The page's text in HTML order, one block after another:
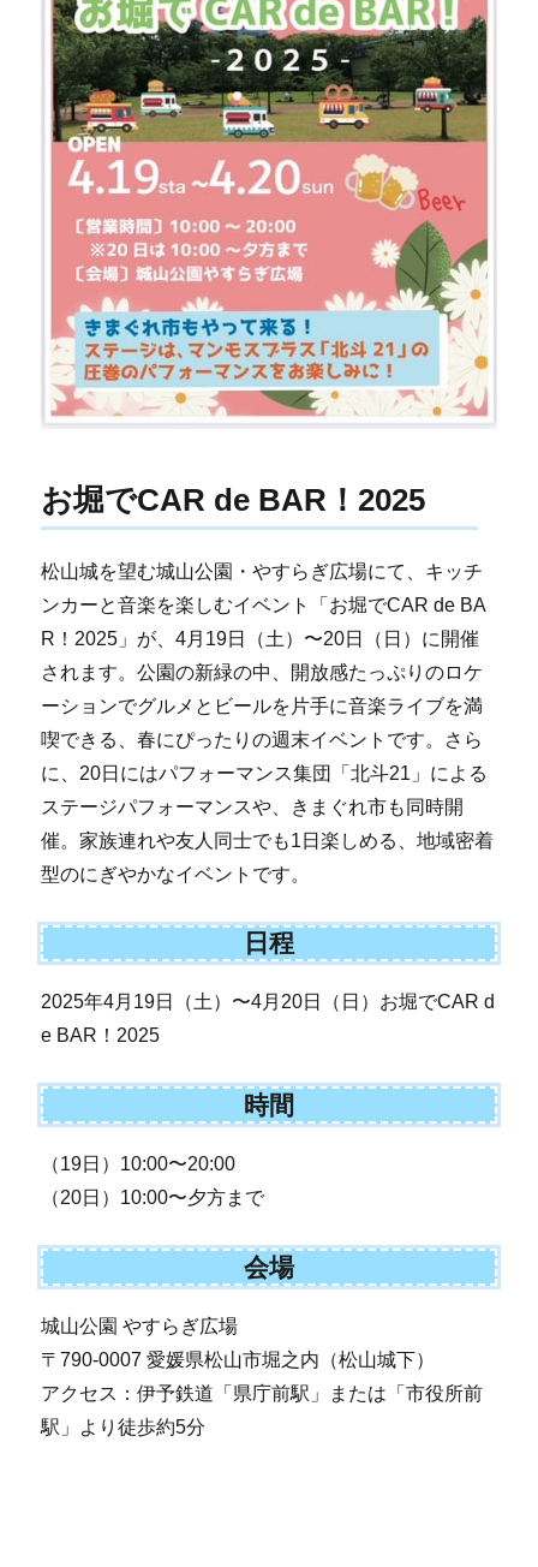
お堀でCAR de BAR！2025
松山城を望む城山公園・やすらぎ広場にて、キッチ
ンカーと音楽を楽しむイベント「お堀でCAR de BA
R！2025」が、4月19日（土）〜20日（日）に開催
されます。公園の新緑の中、開放感たっぷりのロケ
ーションでグルメとビールを片手に音楽ライブを満
喫できる、春にぴったりの週末イベントです。さら
に、20日にはパフォーマンス集団「北斗21」による
ステージパフォーマンスや、きまぐれ市も同時開
催。家族連れや友人同士でも1日楽しめる、地域密着
型のにぎやかなイベントです。
日程
2025年4月19日（土）〜4月20日（日）お堀でCAR d
e BAR！2025
時間
（19日）10:00〜20:00
（20日）10:00〜夕方まで
会場
城山公園 やすらぎ広場
〒790-0007 愛媛県松山市堀之内（松山城下）
アクセス：伊予鉄道「県庁前駅」または「市役所前
駅」より徒歩約5分